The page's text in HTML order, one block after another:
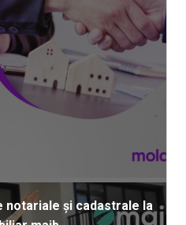
notariale și cadastrale la